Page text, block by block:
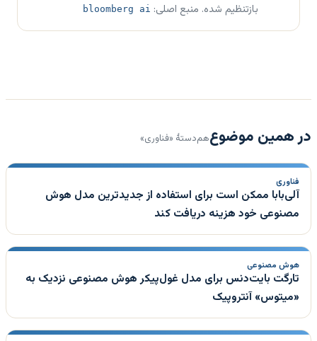
بازتنظیم شده. منبع اصلی: bloomberg ai
در همین موضوعهم‌دستهٔ «فناوری»
فناوری
آلی‌بابا ممکن است برای استفاده از جدیدترین مدل هوش
مصنوعی خود هزینه دریافت کند
هوش مصنوعی
تارگت بایت‌دنس برای مدل غول‌پیکر هوش مصنوعی نزدیک به
«میتوس» آنتروپیک